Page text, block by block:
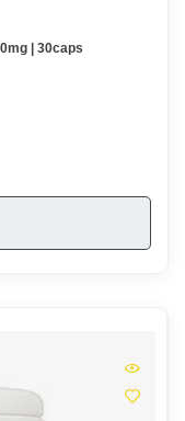
| 30caps